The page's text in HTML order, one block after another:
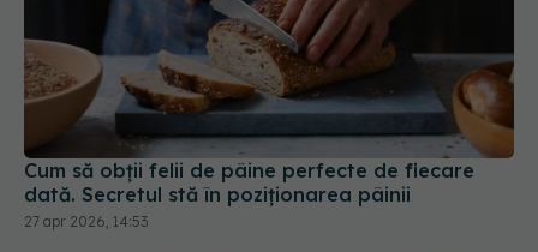
Cum să obții felii de pâine perfecte de fiecare
dată. Secretul stă în poziționarea pâinii
27 apr 2026, 14:53